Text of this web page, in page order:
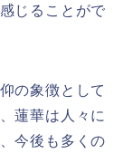
じることがで
の象徴として
蓮華は人々に
今後も多くの